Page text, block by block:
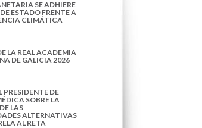
SE ADHIERE
ESTADO FRENTE A
CLIMÁTICA
LA REAL ACADEMIA
DE GALICIA 2026
PRESIDENTE DE
SOBRE LA
LAS
ALTERNATIVAS
AL RETA